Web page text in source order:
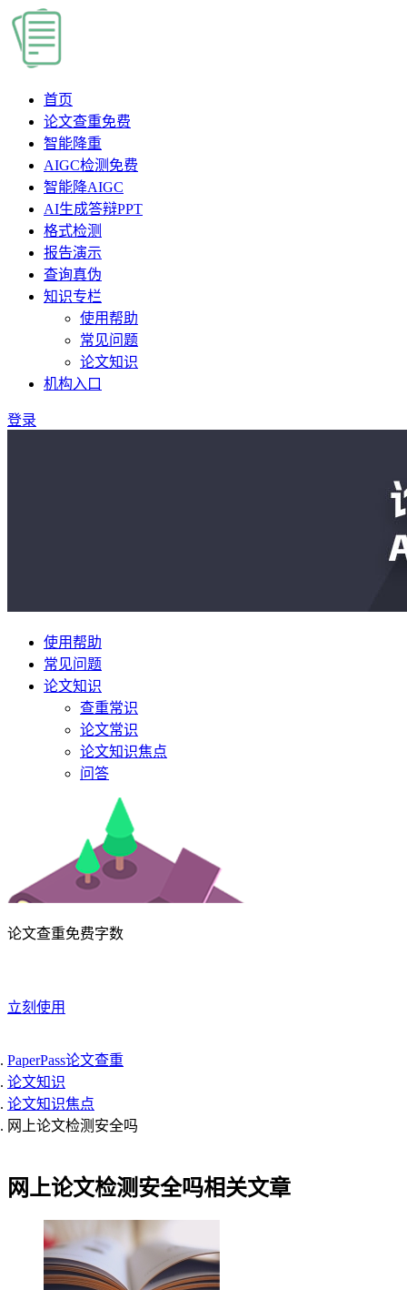
首页
论文查重免费
智能降重
AIGC检测 免费
智能降AIGC
AI生成答辩PPT
格式检测
报告演示
查询真伪
知识专栏
使用帮助
常见问题
论文知识
机构入口
登录
使用帮助
常见问题
论文知识
查重常识
论文常识
论文知识焦点
问答
论文查重免费字数
立刻使用
PaperPass论文查重
论文知识
论文知识焦点
网上论文检测安全吗
网上论文检测安全吗相关文章